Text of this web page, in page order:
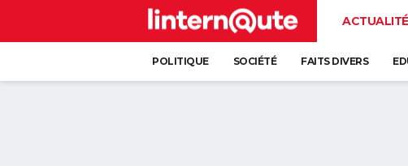
POLITIQUE SOCIÉTÉ FAITS DIVERS